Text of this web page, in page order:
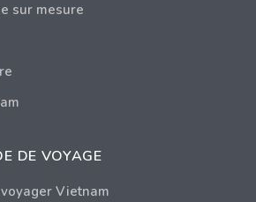
sur mesure
DE VOYAGE
Vietnam